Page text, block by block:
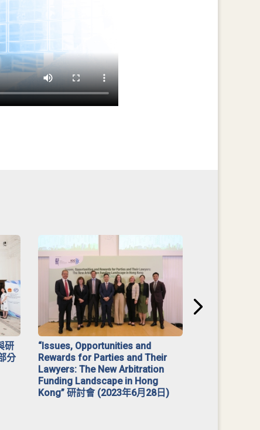
研
分
“Issues, Opportunities and
Rewards for Parties and Their
Lawyers: The New Arbitration
Funding Landscape in Hong
Kong” 研討會 (2023年6月28日)